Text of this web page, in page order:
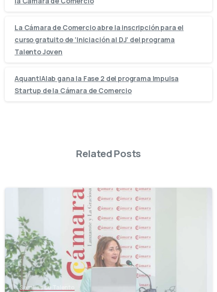
La Cámara de Comercio abre la inscripción para el
curso gratuito de ‘Iniciación al DJ’ del programa
Talento Joven
AquantIAlab gana la Fase 2 del programa Impulsa
Startup de la Cámara de Comercio
Related Posts
Semillas de Talento